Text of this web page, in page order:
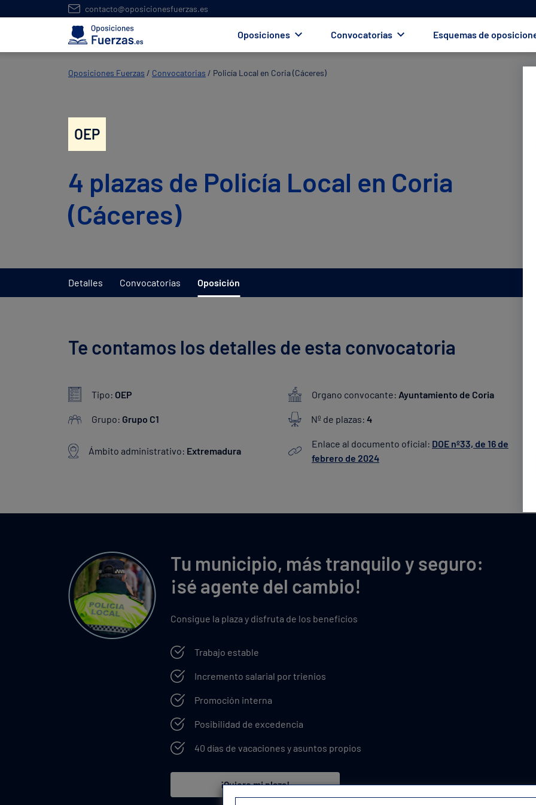
contacto@oposicionesfuerzas.es
Oposiciones Convocatorias Esquemas de
Oposiciones Fuerzas / Convocatorias / Policía Local en Coria (Cáceres)
OEP
4 plazas de Policía Local en Coria
(Cáceres)
Detalles Convocatorias Oposición
Te contamos los detalles de esta convocatoria
Tipo: OEP Organo convocante: Ayuntamiento de Coria
Grupo: Grupo C1 Nº de plazas: 4
Ámbito administrativo: Extremadura
Enlace al documento oficial: DOE nº33, de 16 de
febrero de 2024
Tu municipio, más tranquilo y seguro:
¡sé agente del cambio!
Consigue la plaza y disfruta de los beneficios
Trabajo estable
Incremento salarial por trienios
Promoción interna
Posibilidad de excedencia
40 días de vacaciones y asuntos propios
¡Quiero mi plaza!